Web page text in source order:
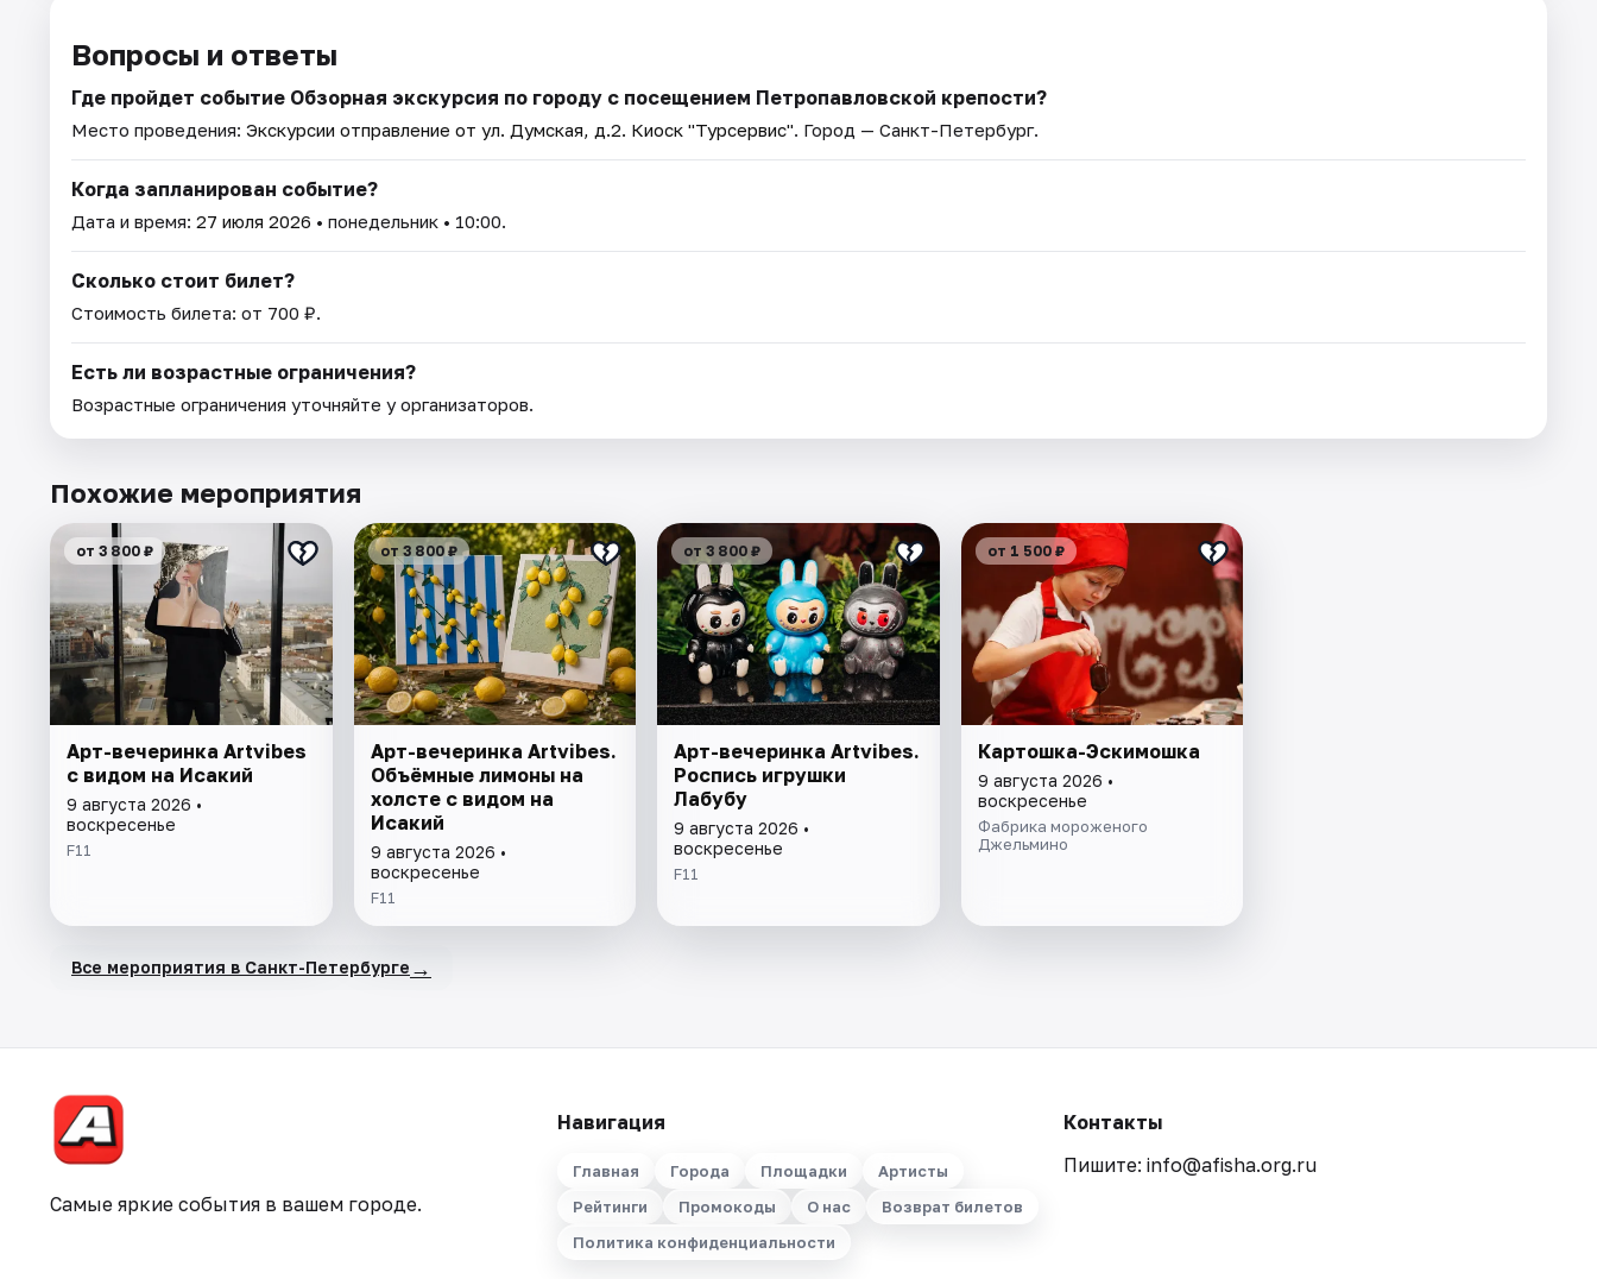
Вопросы и ответы
Где пройдет событие Обзорная экскурсия по городу с посещением Петропавловской крепости?
Место проведения: Экскурсии отправление от ул. Думская, д.2. Киоск "Турсервис". Город — Санкт-Петербург.
Когда запланирован событие?
Дата и время: 27 июля 2026 • понедельник • 10:00.
Сколько стоит билет?
Стоимость билета: от 700 ₽.
Есть ли возрастные ограничения?
Возрастные ограничения уточняйте у организаторов.
Похожие мероприятия
от 3 800 ₽
Арт-вечеринка Artvibes
с видом на Исакий
9 августа 2026 •
воскресенье
F11
от 3 800 ₽
Арт-вечеринка Artvibes.
Объёмные лимоны на
холсте с видом на
Исакий
9 августа 2026 •
воскресенье
F11
от 3 800 ₽
Арт-вечеринка Artvibes.
Роспись игрушки
Лабубу
9 августа 2026 •
воскресенье
F11
от 1 500 ₽
Картошка-Эскимошка
9 августа 2026 •
воскресенье
Фабрика мороженого
Джельмино
Все мероприятия в Санкт-Петербурге →
Самые яркие события в вашем городе.
Навигация
Главная Города Площадки
Артисты
Рейтинги
Промокоды О нас
Возврат билетов
Политика конфиденциальности
Контакты
Пишите: info@afisha.org.ru